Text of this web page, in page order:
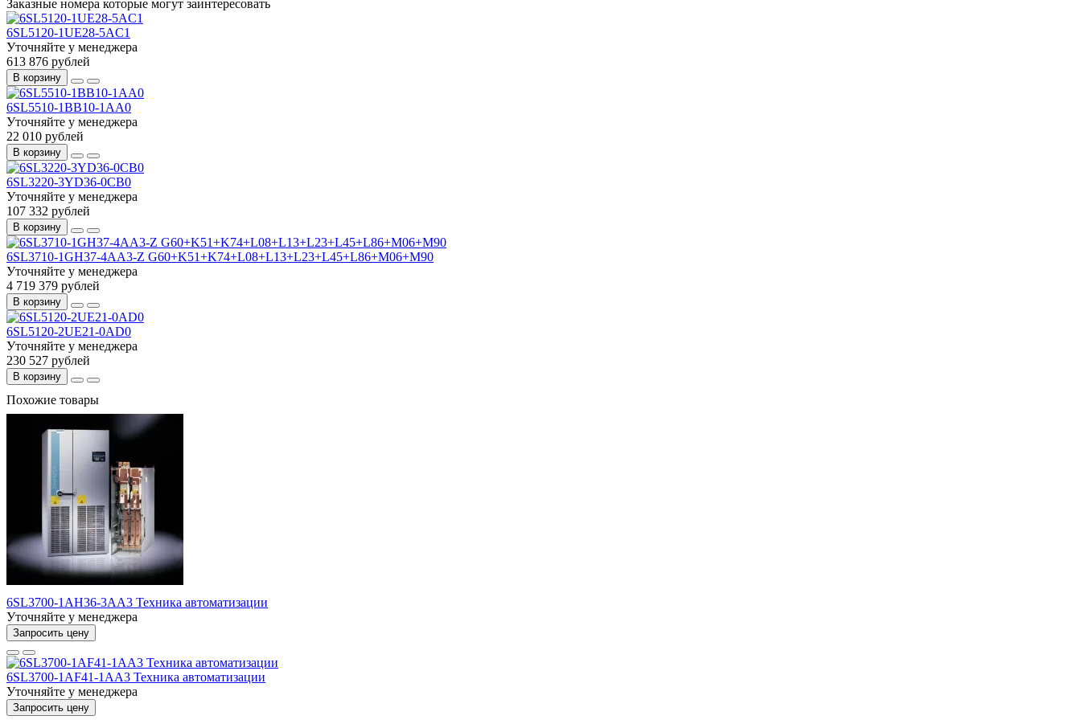
Заказные номера которые могут заинтересовать
6SL5120-1UE28-5AC1
Уточняйте у менеджера
613 876 рублей
В корзину
6SL5510-1BB10-1AA0
Уточняйте у менеджера
22 010 рублей
В корзину
6SL3220-3YD36-0CB0
Уточняйте у менеджера
107 332 рублей
В корзину
6SL3710-1GH37-4AA3-Z G60+K51+K74+L08+L13+L23+L45+L86+M06+M90
Уточняйте у менеджера
4 719 379 рублей
В корзину
6SL5120-2UE21-0AD0
Уточняйте у менеджера
230 527 рублей
В корзину
Похожие товары
6SL3700-1AH36-3AA3 Техника автоматизации
Уточняйте у менеджера
Запросить цену
6SL3700-1AF41-1AA3 Техника автоматизации
Уточняйте у менеджера
Запросить цену